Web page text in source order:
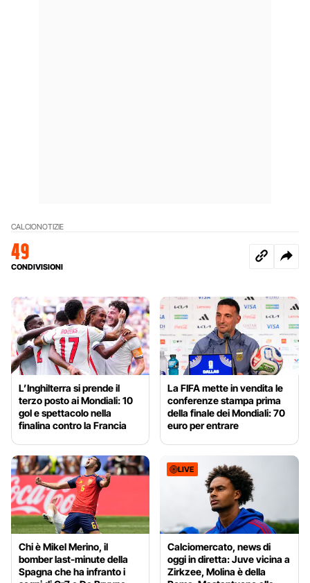
CALCIONOTIZIE
49
CONDIVISIONI
L’Inghilterra si prende il
terzo posto ai Mondiali: 10
gol e spettacolo nella
finalina contro la Francia
La FIFA mette in vendita le
conferenze stampa prima
della finale dei Mondiali: 70
euro per entrare
Chi è Mikel Merino, il
bomber last-minute della
Spagna che ha infranto i
LIVE
Calciomercato, news di
oggi in diretta: Juve vicina a
Zirkzee, Molina è della